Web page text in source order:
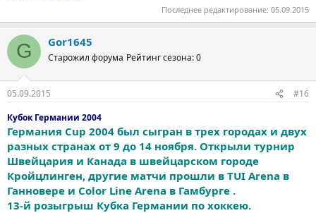
Последнее редактирование: 05.09.2015
G Gor1645
Старожил форума Рейтинг сезона: 0
05.09.2015
#16
Кубок Германии 2004
Германия Cup 2004 был сыгран в трех городах и двух
разных странах от 9 до 14 ноября. Открыли турнир
Швейцария и Канада в швейцарском городе
Кройцлинген, другие матчи прошли в TUI Arena в
Ганновере и Color Line Arena в Гамбурге .
13-й розыгрыш Кубка Германии по хоккею.